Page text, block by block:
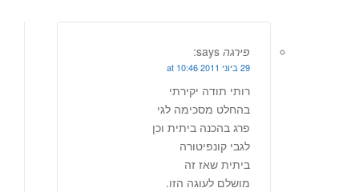
פירגה says:
29 ביוני 2011 at 10:46
רותי תודה יקירתי
בהחלט מסכימה לגי
פרג בהכנה ביתית וכן
לגבי קונפיטורה
ביתית שאז זה
מושלם לעוגה הזו.